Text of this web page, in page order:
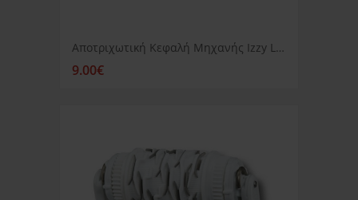
Αποτριχωτική Κεφαλή Μηχανής Izzy Lady Care LS110
9.00€